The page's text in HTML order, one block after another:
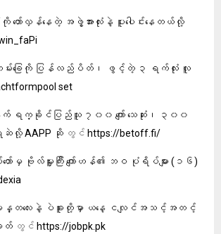
တော်လှန်နေတဲ့ အဖွဲ့အားလုံးနဲ့ ပူးပေါင်းနေတယ်လို့
းခြေကို ပြန်လည်ပိတ်၊ ဖွင့်တဲ့ ၃ ရက်လုံး လူ
set
နောက် ရက္ခိုင်ပြည်သူ ၇၀၀ ကျော် သေဆုံး၊ ၃၀၀
ရဆဲလို့ AAPP ဆို တွင် https://betoff.fi/
ာ်မှ ဗိုလ်မှူးကြီး ကျော်ဟန်၏ ဘဝ ပုံရိပ်များ (၁၆)
မန္တလေးနဲ့ ပဲခူးတို့မှာ ယနေ့ ငလျင်အသင့်အတင့်
တ် တွင် https://jobpk.pk